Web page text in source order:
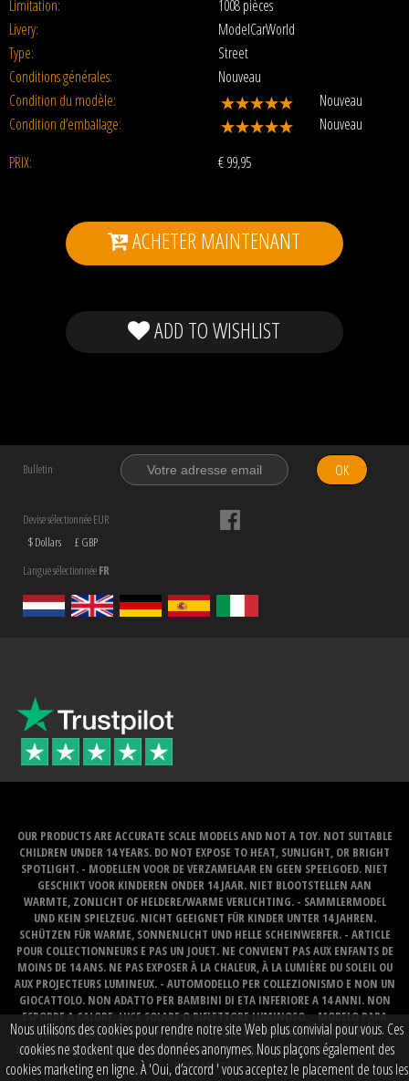
Limitation:
1008 pièces
Livery:
ModelCarWorld
Type:
Street
Conditions générales:
Nouveau
Condition du modèle:
Nouveau
Condition d’emballage:
Nouveau
PRIX:
€99,95
ACHETER MAINTENANT
ADD TO WISHLIST
Bulletin OK
Devise sélectionnée EUR
$ Dollars
£ GBP
Langue sélectionnéeFR
OUR PRODUCTS ARE ACCURATE SCALE MODELS AND NOT A TOY. NOT SUITABLE
CHILDREN UNDER 14 YEARS. DO NOT EXPOSE TO HEAT, SUNLIGHT, OR BRIGHT
SPOTLIGHT. - MODELLEN VOOR DE VERZAMELAAR EN GEEN SPEELGOED. NIET
GESCHIKT VOOR KINDEREN ONDER 14 JAAR. NIET BLOOTSTELLEN AAN
WARMTE, ZONLICHT OF HELDERE/WARME VERLICHTING. - SAMMLERMODEL
UND KEIN SPIELZEUG. NICHT GEEIGNET FÜR KINDER UNTER 14 JAHREN.
SCHÜTZEN FÜR WARME, SONNENLICHT UND HELLE SCHEINWERFER. - ARTICLE
POUR COLLECTIONNEURS E PAS UN JOUET. NE CONVIENT PAS AUX ENFANTS DE
MOINS DE 14 ANS. NE PAS EXPOSER À LA CHALEUR, À LA LUMIÈRE DU SOLEIL OU
AUX PROJECTEURS LUMINEUX. - AUTOMODELLO PER COLLEZIONISMO E NON UN
GIOCATTOLO. NON ADATTO PER BAMBINI DI ETA INFERIORE A 14 ANNI. NON
ESPORRE A CALORE, LUCE SOLARE O RIFLETTORE LUMINOSO. - MODELO PARA
COLECCIONISTAS Y NO UN JUGUETE. NO RECOMENDABLE PARA NINOS
MENORES DE 14 ANOS. NO LO EXPONGA AL CALOR, LA LUZ DEL SOL O LOS FOCOS
BRILLANTES.
Nous utilisons des cookies pour rendre notre site Web plus convivial pour vous. Ces
cookies ne stockent que des données anonymes. Nous plaçons également des
cookies marketing en ligne. À 'Oui, d’accord ' vous acceptez le placement de tous les